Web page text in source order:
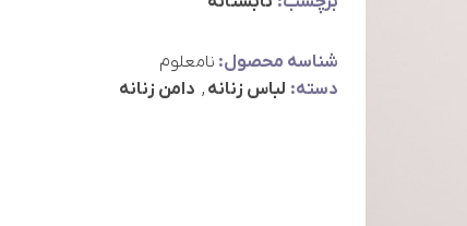
شناسه محصول: نامعلوم
دسته: لباس زنانه , دامن زنانه